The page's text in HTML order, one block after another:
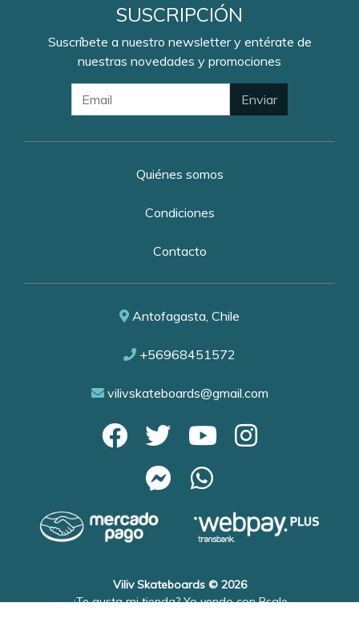
SUSCRIPCIÓN
Suscríbete a nuestro newsletter y entérate de
nuestras novedades y promociones
Enviar
Quiénes somos
Condiciones
Contacto
Antofagasta, Chile
+56968451572
vilivskateboards@gmail.com
Viliv Skateboards © 2026
¿Te gusta mi tienda? Yo vendo conBsale